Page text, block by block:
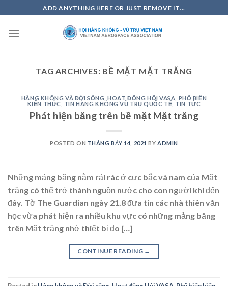
to
content
ADD ANYTHING HERE OR JUST REMOVE IT...
TAG ARCHIVES: BỀ MẶT MẶT TRĂNG
HÀNG KHÔNG VÀ ĐỜI SỐNG ,HOẠT ĐỘNG HỘI VASA PHỔ BIẾN
KIẾN THỨC
TIN HÀNG KHÔNG VŨ TRỤ QUỐC TẾ ,TIN TỨC
Phát hiện băng trên bề mặt Mặt trăng
POSTED ON THÁNG BẢY 14, 2021 BY ADMIN
Những mảng băng nằm rải rác ở cực bắc và nam của Mặt
trăng có thể trở thành nguồn nước cho con người khi đến
đây. Tờ The Guardian ngày 21.8 đưa tin các nhà thiên văn
học vừa phát hiện ra nhiều khu vực có những mảng băng
trên Mặt trăng nhờ thiết bị đo […]
CONTINUE READING →